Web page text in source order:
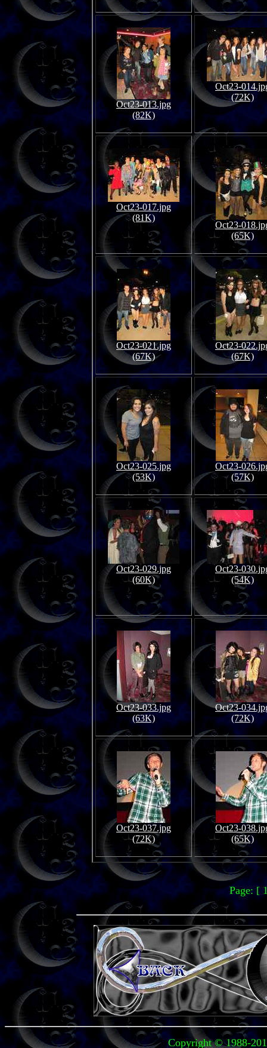
Oct23-013.jpg
(82K)
Oct23-
(72K)
Oct23-017.jpg
(81K)
Oct23-
(65K)
Oct23-021.jpg
(67K)
Oct23-
(67K)
Oct23-025.jpg
(53K)
Oct23-
(57K)
Oct23-029.jpg
(60K)
Oct23-
(54K)
Oct23-033.jpg
(63K)
Oct23-
(72K)
Oct23-037.jpg
(72K)
Oct23-
(65K)
Page: [
Copyright © 1988-